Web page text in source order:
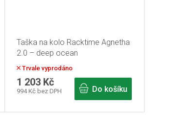
Taška na kolo Racktime Agnetha
2.0 – deep ocean
Trvale vyprodáno
994 Kč bez DPH
1 203 Kč
Do košíku